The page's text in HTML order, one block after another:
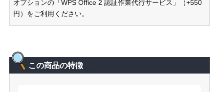
オプションの「WPS Office 2 認証作業代行サービス」（+550
円）をご利用ください。
この商品の特徴